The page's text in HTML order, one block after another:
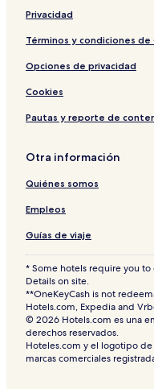
Privacidad
Términos y condiciones de
Opciones de privacidad
Cookies
Pautas y reporte de
Otra información
Quiénes somos
Empleos
Guías de viaje
* Some hotels require you
Details on site.
**OneKeyCash is not
Hotels.com, Expedia and
© 2026 Hotels.com es una
derechos reservados.
Hoteles.com y el logotipo
marcas comerciales